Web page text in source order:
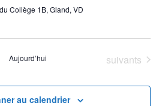
Collège 1B, Gland, VD
Aujourd’hui Évènements
suivants
au calendrier